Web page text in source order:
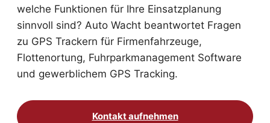
welche Funktionen für Ihre Einsatzplanung
sinnvoll sind? Auto Wacht beantwortet Fragen
zu GPS Trackern für Firmenfahrzeuge,
Flottenortung, Fuhrparkmanagement Software
und gewerblichem GPS Tracking.
Kontakt aufnehmen